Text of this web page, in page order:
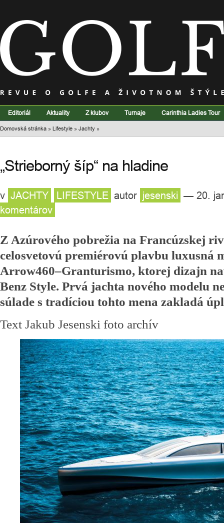
Editoriál Aktuality Z klubov Turnaje Carinthia Ladies Tour
Domovská stránka » Lifestyle » Jachty »
„Strieborný šíp“ na hladine
v JACHTY LIFESTYLE autor jesenski — 20.
komentárov
Z Azúrového pobrežia na Francúzskej
celosvetovú premiérovú plavbu luxusná
Arrow460–Granturismo, ktorej dizajn
Benz Style. Prvá jachta nového modelu
súlade s tradíciou tohto mena zakladá
Text Jakub Jesenski foto archív